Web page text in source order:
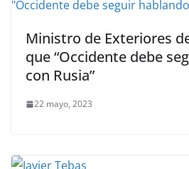
Ministro de Exteriores
que “Occidente debe
con Rusia”
22 mayo, 2023